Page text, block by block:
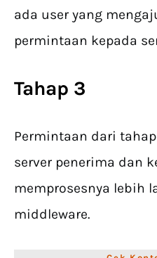
ada user yang
permintaan kepada
Tahap 3
Permintaan dari
server penerima dan
memprosesnya lebih
middleware.